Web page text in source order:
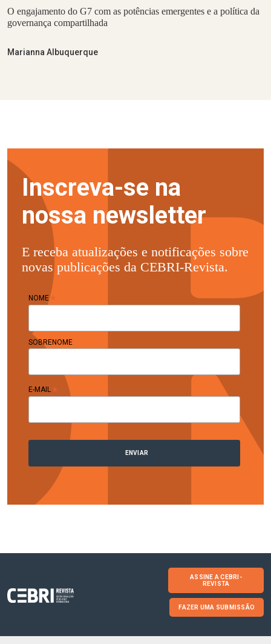
O engajamento do G7 com as potências emergentes e a política da
governança compartilhada
Marianna Albuquerque
Inscreva-se na
nossa newsletter
E receba atualizações e notificações sobre
novas publicações da CEBRI-Revista.
NOME
SOBRENOME
E-MAIL *
ASSINE A CEBRI-
REVISTA
FAZER UMA SUBMISSÃO